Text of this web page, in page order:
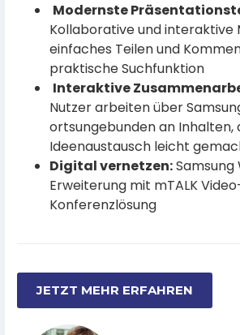
Modernste
Kollaborative und interaktive
einfaches Teilen und
praktische Suchfunktion
Interaktive
Nutzer arbeiten über
ortsungebunden an Inhalten,
Ideenaustausch leicht
Digital vernetzen:
Erweiterung mit mTALK
Konferenzlösung
JETZT MEHR ERFAHREN